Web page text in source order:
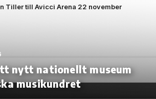
Tiller till Avicci Arena 22 november
nytt nationellt museum
musikundret